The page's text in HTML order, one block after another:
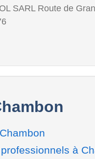
SARL Route de
à